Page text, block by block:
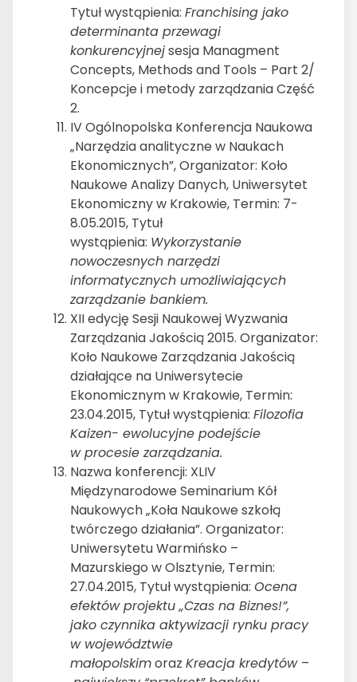
Tytuł wystąpienia: Franchising jako
determinanta przewagi
konkurencyjnejsesja Managment
Concepts, Methods and Tools – Part 2/
Koncepcje i metody zarządzania Część
2.
IV Ogólnopolska Konferencja Naukowa
„Narzędzia analityczne w Naukach
Ekonomicznych”, Organizator: Koło
Naukowe Analizy Danych, Uniwersytet
Ekonomiczny w Krakowie, Termin: 7-
8.05.2015, Tytuł
wystąpienia: Wykorzystanie
nowoczesnych narzędzi
informatycznych umożliwiających
zarządzanie bankiem.
XII edycję Sesji Naukowej Wyzwania
Zarządzania Jakością 2015. Organizator:
Koło Naukowe Zarządzania Jakością
działające na Uniwersytecie
Ekonomicznym w Krakowie, Termin:
23.04.2015, Tytuł wystąpienia: Filozofia
Kaizen- ewolucyjne podejście
w procesie zarządzania.
Nazwa konferencji: XLIV
Międzynarodowe Seminarium Kół
Naukowych „Koła Naukowe szkołą
twórczego działania”. Organizator:
Uniwersytetu Warmińsko –
Mazurskiego w Olsztynie, Termin:
27.04.2015, Tytuł wystąpienia: Ocena
efektów projektu „Czas na Biznes!”,
jako czynnika aktywizacji rynku pracy
w województwie
małopolskimoraz Kreacja kredytów –